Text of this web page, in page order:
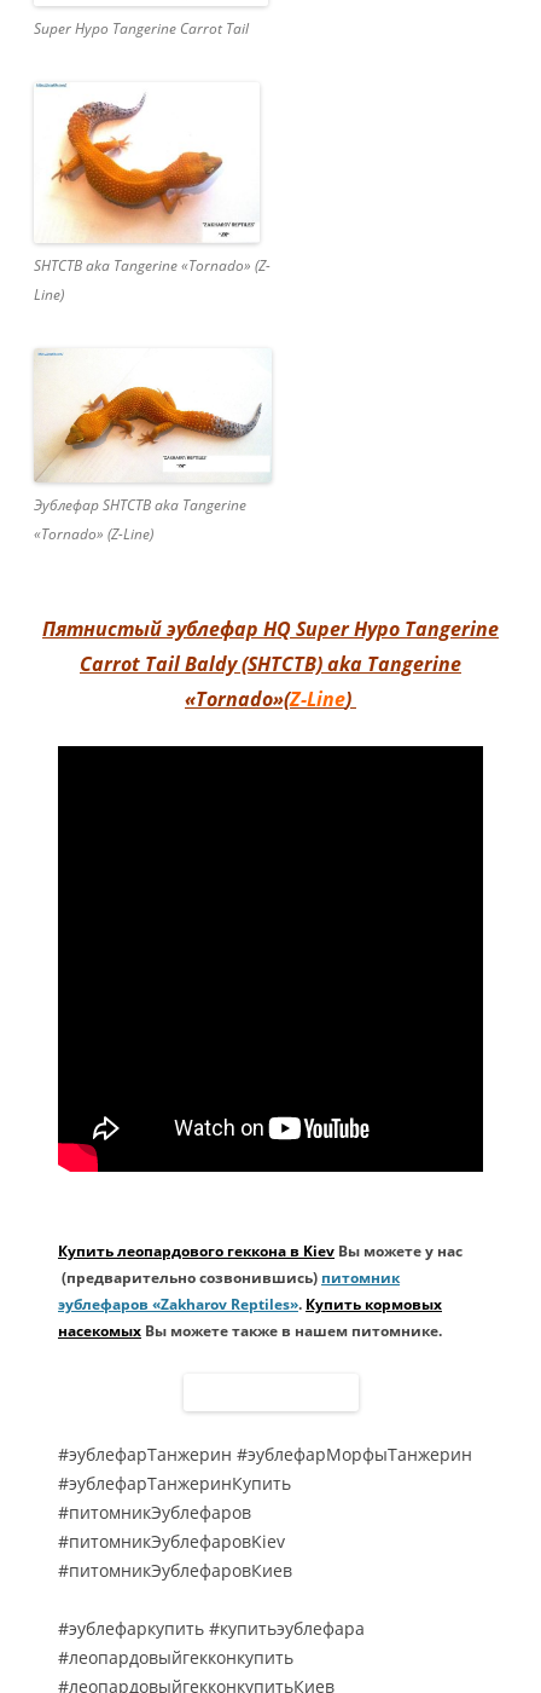
Super Hypo Tangerine Carrot Tail
SHTCTB aka Tangerine «Tornado» (Z-
Line)
Эублефар SHTCTB aka Tangerine
«Tornado» (Z-Line)
Пятнистый эублефар HQ Super Hypo Tangerine
Carrot Tail Baldy (SHTCTB) aka Tangerine
«Tornado»(Z-Line)
Купить леопардового геккона в Kiev Вы можете у нас
(предварительно созвонившись) питомник
эублефаров «Zakharov Reptiles». Купить кормовых
насекомых Вы можете также в нашем питомнике.
#эублефарТанжерин #эублефарМорфыТанжерин
#эублефарТанжеринКупить
#питомникЭублефаров
#питомникЭублефаровKiev
#питомникЭублефаровКиев
#эублефаркупить #купитьэублефара
#леопардовыйгекконкупить
#леопардовыйгекконкупитьКиев